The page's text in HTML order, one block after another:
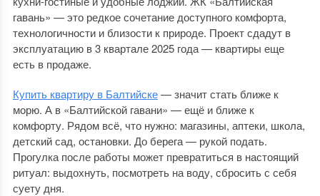
гавань» — это редкое сочетание доступного комфорта,
технологичности и близости к природе. Проект сдадут в
эксплуатацию в 3 квартале 2025 года — квартиры еще
есть в продаже.
Купить квартиру в Балтийске— значит стать ближе к
морю. А в «Балтийской гавани» — ещё и ближе к
комфорту. Рядом всё, что нужно: магазины, аптеки, школа,
детский сад, остановки. До берега — рукой подать.
Прогулка после работы может превратиться в настоящий
ритуал: выдохнуть, посмотреть на воду, сбросить с себя
суету дня.